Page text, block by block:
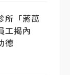
所「蔣萬
工揭內
德